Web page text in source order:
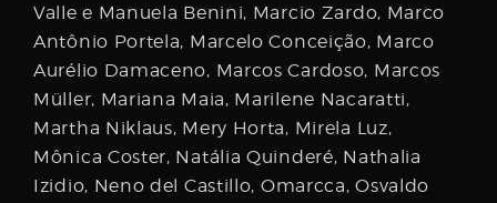
Valle e Manuela Benini, Marcio Zardo, Marco
Antônio Portela, Marcelo Conceição, Marco
Aurélio Damaceno, Marcos Cardoso, Marcos
Müller, Mariana Maia, Marilene Nacaratti,
Martha Niklaus, Mery Horta, Mirela Luz,
Mônica Coster, Natália Quinderé, Nathalia
Izidio, Neno del Castillo, Omarcca, Osvaldo